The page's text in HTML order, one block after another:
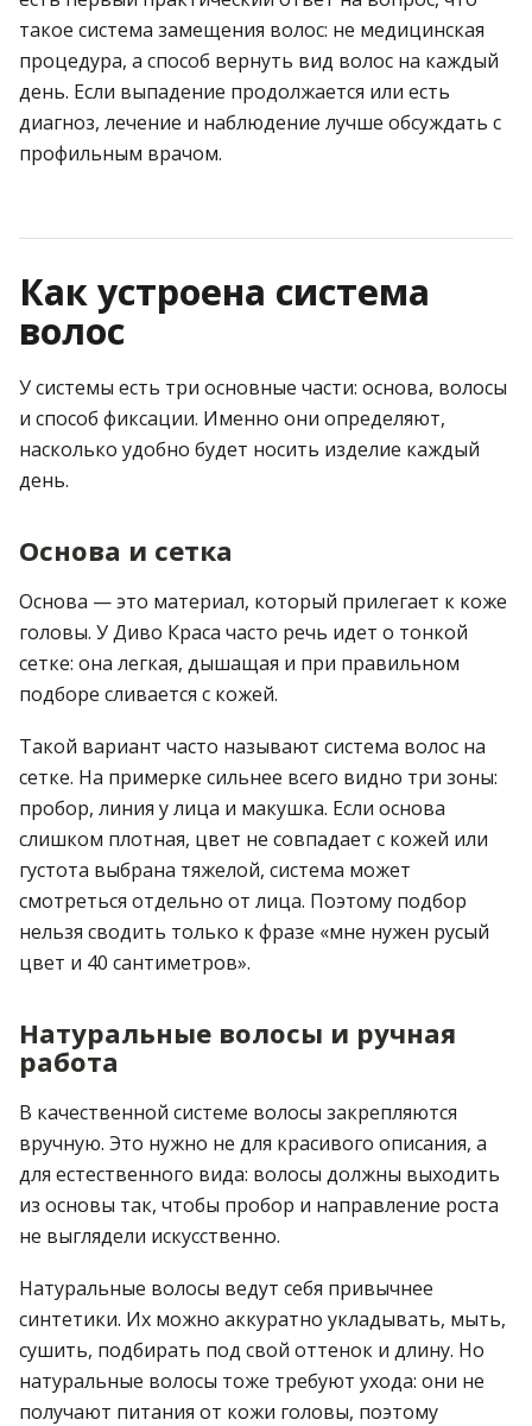
такое система замещения волос: не медицинская
процедура, а способ вернуть вид волос на каждый
день. Если выпадение продолжается или есть
диагноз, лечение и наблюдение лучше обсуждать с
профильным врачом.
Как устроена система
волос
У системы есть три основные части: основа, волосы
и способ фиксации. Именно они определяют,
насколько удобно будет носить изделие каждый
день.
Основа и сетка
Основа — это материал, который прилегает к коже
головы. У Диво Краса часто речь идет о тонкой
сетке: она легкая, дышащая и при правильном
подборе сливается с кожей.
Такой вариант часто называют система волос на
сетке. На примерке сильнее всего видно три зоны:
пробор, линия у лица и макушка. Если основа
слишком плотная, цвет не совпадает с кожей или
густота выбрана тяжелой, система может
смотреться отдельно от лица. Поэтому подбор
нельзя сводить только к фразе «мне нужен русый
цвет и 40 сантиметров».
Натуральные волосы и ручная
работа
В качественной системе волосы закрепляются
вручную. Это нужно не для красивого описания, а
для естественного вида: волосы должны выходить
из основы так, чтобы пробор и направление роста
не выглядели искусственно.
Натуральные волосы ведут себя привычнее
синтетики. Их можно аккуратно укладывать, мыть,
сушить, подбирать под свой оттенок и длину. Но
натуральные волосы тоже требуют ухода: они не
получают питания от кожи головы, поэтому